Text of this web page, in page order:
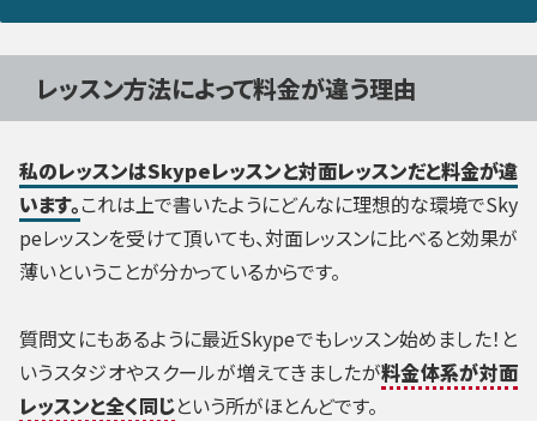
レッスン方法によって料金が違う理由
私のレッスンはSkypeレッスンと対面レッスンだと料金が違
います。これは上で書いたようにどんなに理想的な環境でSky
peレッスンを受けて頂いても、対面レッスンに比べると効果が
薄いということが分かっているからです。
質問文にもあるように最近Skypeでもレッスン始めました！と
いうスタジオやスクールが増えてきましたが料金体系が対面
レッスンと全く同じという所がほとんどです。